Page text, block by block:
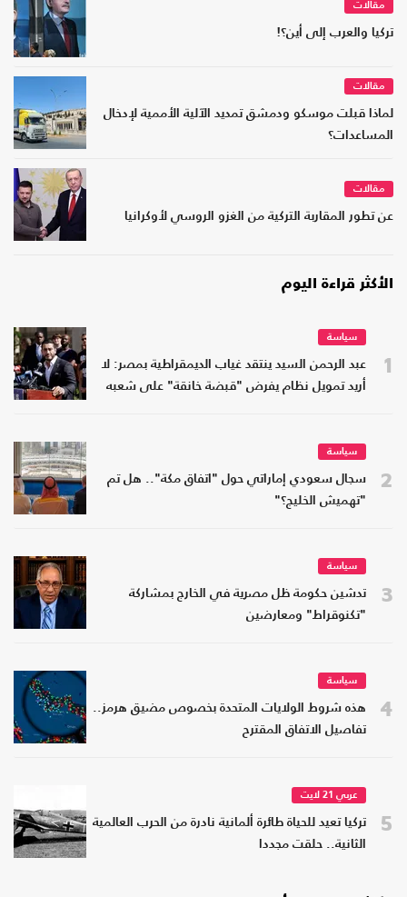
مقالات
تركيا والعرب إلى أين؟!
مقالات
لماذا قبلت موسكو ودمشق تمديد الآلية الأممية لإدخال
المساعدات؟
مقالات
عن تطور المقاربة التركية من الغزو الروسي لأوكرانيا
الأكثر قراءة اليوم
1
سياسة
عبد الرحمن السيد ينتقد غياب الديمقراطية بمصر: لا
أريد تمويل نظام يفرض "قبضة خانقة" على شعبه
2
سياسة
سجال سعودي إماراتي حول "اتفاق مكة".. هل تم
"تهميش الخليج؟"
3
سياسة
تدشين حكومة ظل مصرية في الخارج بمشاركة
"تكنوقراط" ومعارضين
4
سياسة
هذه شروط الولايات المتحدة بخصوص مضيق هرمز..
تفاصيل الاتفاق المقترح
5
عربي 21 لايت
تركيا تعيد للحياة طائرة ألمانية نادرة من الحرب العالمية
الثانية.. حلقت مجددا